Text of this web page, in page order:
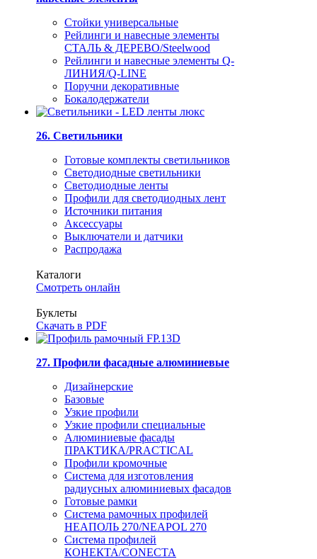
Стойки универсальные
Рейлинги и навесные элементы
СТАЛЬ & ДЕРЕВО/Steelwood
Рейлинги и навесные элементы Q-
ЛИНИЯ/Q-LINE
Поручни декоративные
Бокалодержатели
26. Светильники
Готовые комплекты светильников
Светодиодные светильники
Светодиодные ленты
Профили для светодиодных лент
Источники питания
Аксессуары
Выключатели и датчики
Распродажа
Каталоги
Смотреть онлайн
Буклеты
Скачать в PDF
27. Профили фасадные алюминиевые
Дизайнерские
Базовые
Узкие профили
Узкие профили специальные
Алюминиевые фасады
ПРАКТИКА/PRACTICAL
Профили кромочные
Система для изготовления
радиусных алюминиевых фасадов
Готовые рамки
Система рамочных профилей
НЕАПОЛЬ 270/NEAPOL 270
Система профилей
КОНЕКТА/CONECTA